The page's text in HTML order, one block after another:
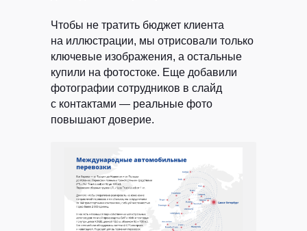
Чтобы не тратить бюджет клиента
на иллюстрации, мы отрисовали только
ключевые изображения, а остальные
купили на фотостоке. Еще добавили
фотографии сотрудников в слайд
с контактами — реальные фото
повышают доверие.